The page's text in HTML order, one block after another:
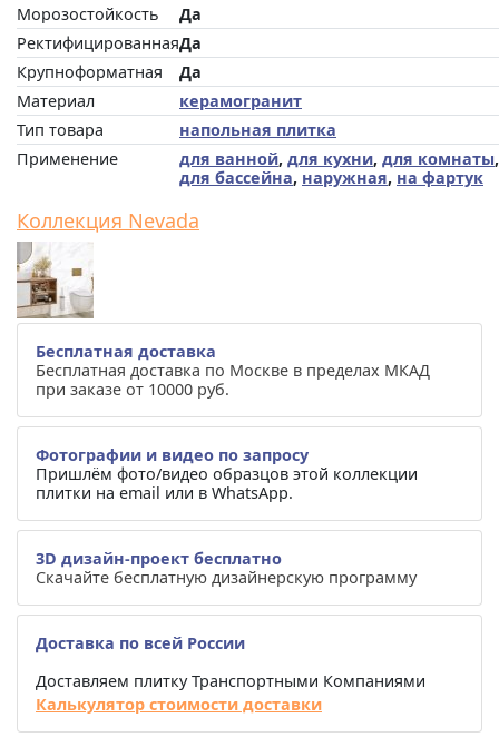
Морозостойкость
Да
РектифицированнаяДа
Крупноформатная
Да
Материал
керамогранит
Тип товара
напольная плитка
Применение
для ванной, для кухни, для комнаты,
для бассейна, наружная, на фартук
Коллекция Nevada
Бесплатная доставка
Бесплатная доставка по Москве в пределах МКАД
при заказе от 10000 руб.
Фотографии и видео по запросу
Пришлём фото/видео образцов этой коллекции
плитки на email или в WhatsApp.
3D дизайн-проект бесплатно
Скачайте бесплатную дизайнерскую программу
Доставка по всей России
Доставляем плитку Транспортными Компаниями
Калькулятор стоимости доставки